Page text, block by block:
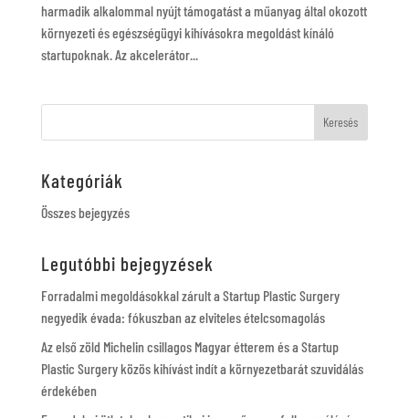
harmadik alkalommal nyújt támogatást a műanyag által okozott
környezeti és egészségügyi kihívásokra megoldást kínáló
startupoknak. Az akcelerátor...
Kategóriák
Összes bejegyzés
Legutóbbi bejegyzések
Forradalmi megoldásokkal zárult a Startup Plastic Surgery
negyedik évada: fókuszban az elviteles ételcsomagolás
Az első zöld Michelin csillagos Magyar étterem és a Startup
Plastic Surgery közös kihívást indít a környezetbarát szuvidálás
érdekében